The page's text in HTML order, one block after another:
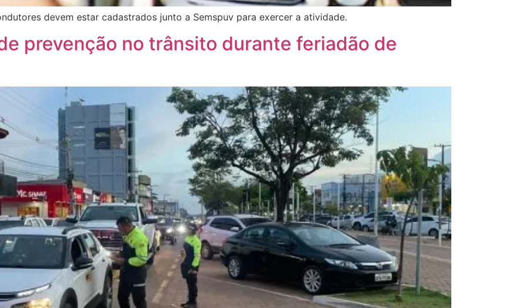
devem estar cadastrados junto a Semspuv para exercer a atividade.
prevenção no trânsito durante feriadão de